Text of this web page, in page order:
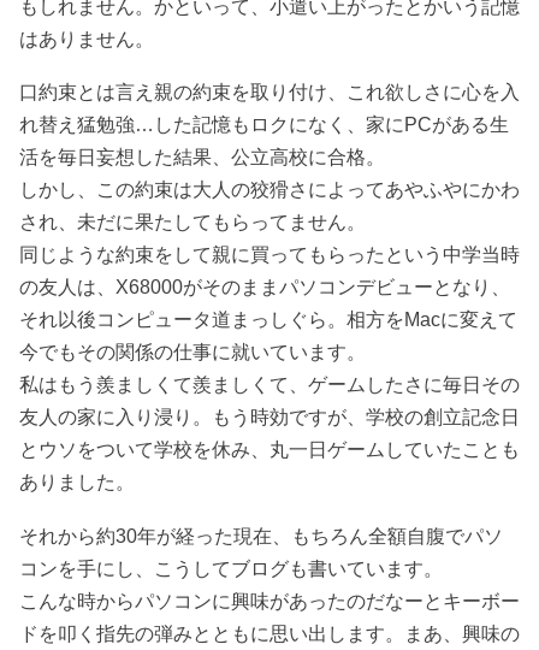
もしれません。かといって、小遣い上がったとかいう記憶
はありません。
口約束とは言え親の約束を取り付け、これ欲しさに心を入
れ替え猛勉強…した記憶もロクになく、家にPCがある生
活を毎日妄想した結果、公立高校に合格。
しかし、この約束は大人の狡猾さによってあやふやにかわ
され、未だに果たしてもらってません。
同じような約束をして親に買ってもらったという中学当時
の友人は、X68000がそのままパソコンデビューとなり、
それ以後コンピュータ道まっしぐら。相方をMacに変えて
今でもその関係の仕事に就いています。
私はもう羨ましくて羨ましくて、ゲームしたさに毎日その
友人の家に入り浸り。もう時効ですが、学校の創立記念日
とウソをついて学校を休み、丸一日ゲームしていたことも
ありました。
それから約30年が経った現在、もちろん全額自腹でパソ
コンを手にし、こうしてブログも書いています。
こんな時からパソコンに興味があったのだなーとキーボー
ドを叩く指先の弾みとともに思い出します。まあ、興味の